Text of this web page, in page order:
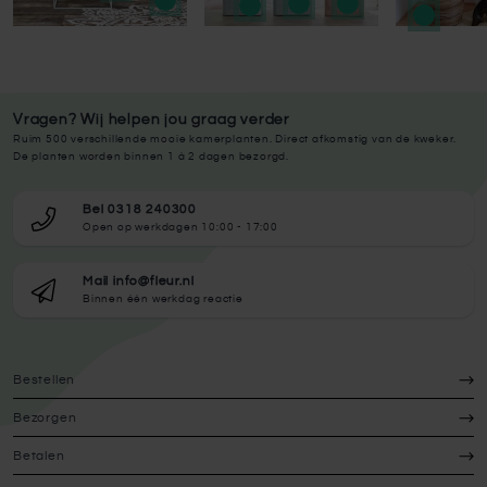
Vragen? Wij helpen jou graag verder
Ruim 500 verschillende mooie kamerplanten. Direct afkomstig van de kweker.
De planten worden binnen 1 à 2 dagen bezorgd.
Bel 0318 240300
Open op werkdagen 10:00 - 17:00
Mail info@fleur.nl
Binnen één werkdag reactie
Bestellen
Bezorgen
Betalen